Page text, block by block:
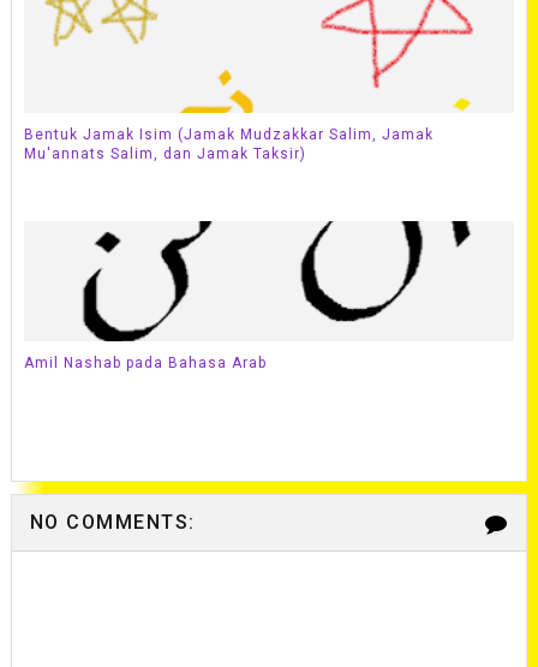
Bentuk Jamak Isim (Jamak Mudzakkar Salim, Jamak
Mu'annats Salim, dan Jamak Taksir)
Amil Nashab pada Bahasa Arab
NO COMMENTS: